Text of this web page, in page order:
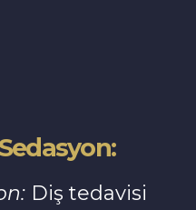
Diş tedavisi